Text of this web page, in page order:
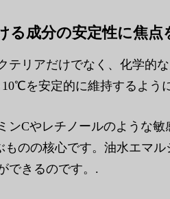
成分の安定性に焦点
テリアだけでなく、化学的
を安定的に維持するよう
ンCやレチノールのような
ものの核心です。油水エマ
できるのです。.